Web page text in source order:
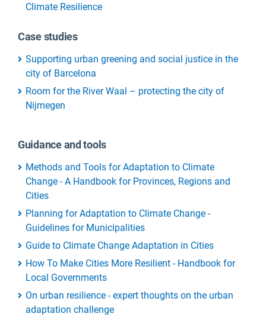
Climate Resilience
Case studies
Supporting urban greening and social justice in the
city of Barcelona
Room for the River Waal – protecting the city of
Nijmegen
Guidance and tools
Methods and Tools for Adaptation to Climate
Change - A Handbook for Provinces, Regions and
Cities
Planning for Adaptation to Climate Change -
Guidelines for Municipalities
Guide to Climate Change Adaptation in Cities
How To Make Cities More Resilient - Handbook for
Local Governments
On urban resilience - expert thoughts on the urban
adaptation challenge